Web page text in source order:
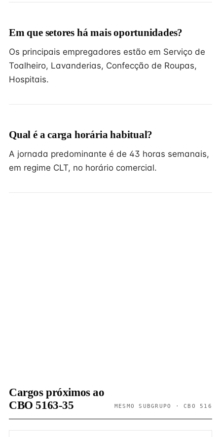
Em que setores há mais oportunidades?
Os principais empregadores estão em Serviço de
Toalheiro, Lavanderias, Confecção de Roupas,
Hospitais.
Qual é a carga horária habitual?
A jornada predominante é de 43 horas semanais,
em regime CLT, no horário comercial.
Cargos próximos ao
CBO 5163-35
MESMO SUBGRUPO · CBO 516